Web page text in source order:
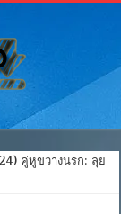
คู่หูขวางนรก: ลุย